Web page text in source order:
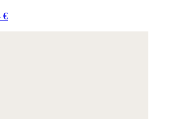
€